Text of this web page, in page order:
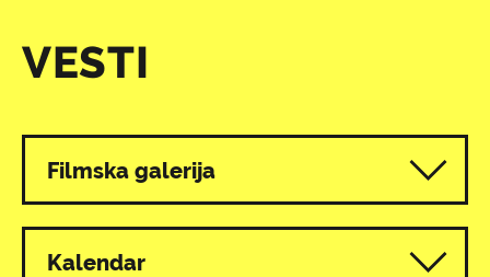
VESTI
Svi programi
Filmska galerija
Kalendar